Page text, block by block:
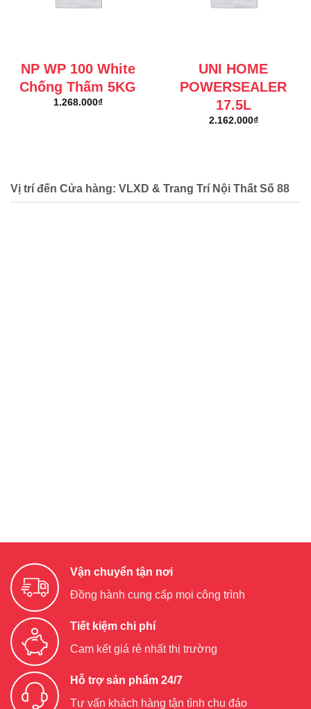
NP WP 100 White
Chống Thấm 5KG
1.268.000₫
UNI HOME
POWERSEALER
17.5L
2.162.000₫
Vị trí đến Cửa hàng: VLXD & Trang Trí Nội Thất Số 88
Vận chuyển tận nơi
Đồng hành cung cấp mọi công trình
Tiết kiệm chi phí
Cam kết giá rẻ nhất thị trường
Hỗ trợ sản phẩm 24/7
Tư vấn khách hàng tận tình chu đáo